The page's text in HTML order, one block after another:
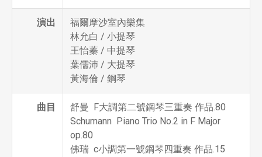
演出
福爾摩沙室內樂集
林允白 / 小提琴
王怡蓁 / 中提琴
葉儒沛 / 大提琴
黃海倫 / 鋼琴
曲目
舒曼 F大調第二號鋼琴三重奏 作品.80
Schumann Piano Trio No.2 in F Major
op.80
佛瑞 c小調第一號鋼琴四重奏 作品.15